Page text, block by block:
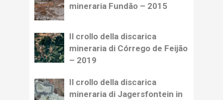
mineraria Fundão – 2015
Il crollo della discarica
mineraria di Córrego de Feijão
– 2019
Il crollo della discarica
mineraria di Jagersfontein in